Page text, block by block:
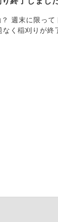
たが9
なく稲刈りが終